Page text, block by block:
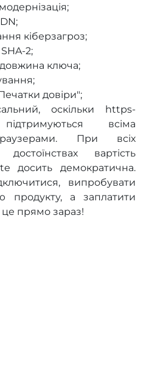
кіберзагроз;
2;
ключа;
довіри";
оскільки https-
всіма
При всіх
достоїнствах вартість
досить демократична.
випробувати
продукту, а заплатити
це прямо зараз!